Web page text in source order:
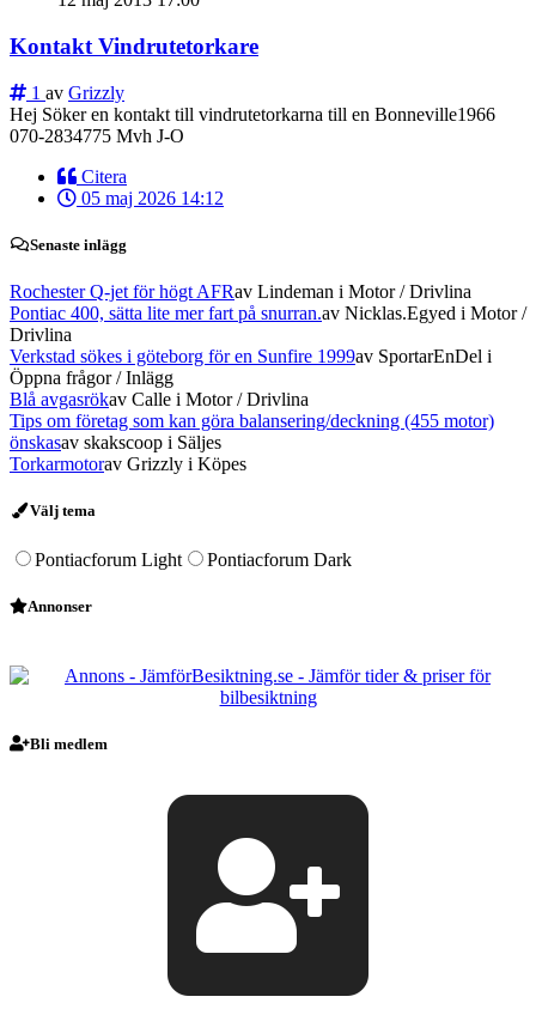
Kontakt Vindrutetorkare
1 av Grizzly
Hej Söker en kontakt till vindrutetorkarna till en Bonneville1966
070-2834775 Mvh J-O
Citera
05 maj 2026 14:12
Senaste inlägg
Rochester Q-jet för högt AFRav Lindeman i Motor / Drivlina
Pontiac 400, sätta lite mer fart på snurran.av Nicklas.Egyed i Motor /
Drivlina
Verkstad sökes i göteborg för en Sunfire 1999av SportarEnDel i
Öppna frågor / Inlägg
Blå avgasrökav Calle i Motor / Drivlina
Tips om företag som kan göra balansering/deckning (455 motor)
önskasav skakscoop i Säljes
Torkarmotorav Grizzly i Köpes
Välj tema
Pontiacforum Light Pontiacforum Dark
Annonser
Bli medlem